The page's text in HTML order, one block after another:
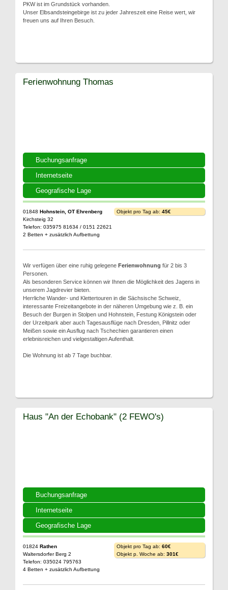
PKW ist im Grundstück vorhanden.
Unser Elbsandsteingebirge ist zu jeder Jahreszeit eine Reise wert, wir
freuen uns auf Ihren Besuch.
Buchungsanfrage
Internetseite
Geografische Lage
Ferienwohnung Thomas
01848 Hohnstein, OT Ehrenberg
Kirchsteig 32
Telefon: 035975 81634 / 0151 22621
2 Betten + zusätzlich Aufbettung
Objekt pro Tag ab: 45€
Wir verfügen über eine ruhig gelegene Ferienwohnung für 2 bis 3
Personen.
Als besonderen Service können wir Ihnen die Möglichkeit des Jagens in
unserem Jagdrevier bieten.
Herrliche Wander- und Klettertouren in die Sächsische Schweiz,
interessante Freizeitangebote in der näheren Umgebung wie z. B. ein
Besuch der Burgen in Stolpen und Hohnstein, Festung Königstein oder
der Urzeitpark aber auch Tagesausflüge nach Dresden, Pillnitz oder
Meißen sowie ein Ausflug nach Tschechien garantieren einen
erlebnisreichen und vielgestaltigen Aufenthalt.
Die Wohnung ist ab 7 Tage buchbar.
Buchungsanfrage
Internetseite
Geografische Lage
Haus "An der Echobank" (2 FEWO's)
01824 Rathen
Waltersdorfer Berg 2
Telefon: 035024 795763
4 Betten + zusätzlich Aufbettung
Objekt pro Tag ab: 60€
Objekt p. Woche ab: 301€